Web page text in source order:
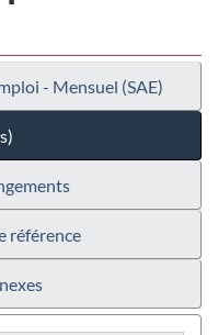
- Mensuel (SAE)
référence